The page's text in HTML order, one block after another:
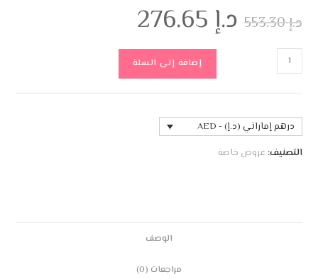
د.إ553.30 د.إ
إضافة إلى السلة
درهم إماراتي (د.إ) - AED
التصنيف: عروض خاصة
الوصف
مراجعات (0)